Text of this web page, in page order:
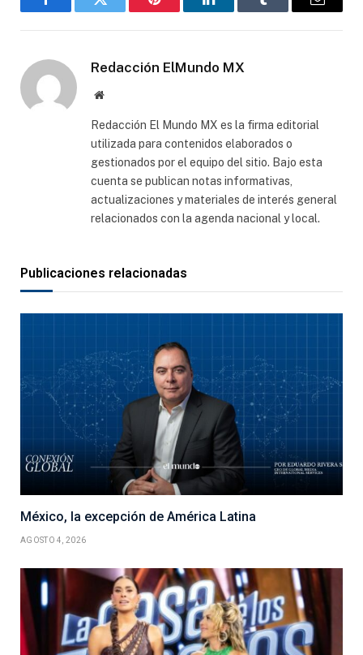
FacebookGorjeo Pinterest LinkedInTumblr
Correo
Redacción ElMundo MX
Sitio
Redacción El Mundo MX es la firma editorial
utilizada para contenidos elaborados o
gestionados por el equipo del sitio. Bajo esta
cuenta se publican notas informativas,
actualizaciones y materiales de interés general
relacionados con la agenda nacional y local.
Publicaciones relacionadas
México, la excepción de América Latina
AGOSTO 4, 2026